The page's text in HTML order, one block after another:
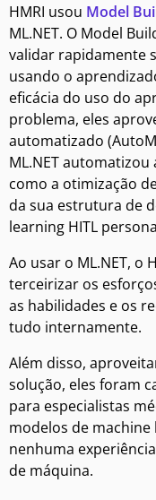
HMRI usou Model
ML.NET. O Model
validar rapidamente
usando o
eficácia do uso do
problema, eles
automatizado
ML.NET
como a otimização
da sua estrutura de
learning HITL
Ao usar o ML.NET, o
terceirizar os
as habilidades e os
tudo internamente.
Além disso,
solução, eles foram
para especialistas
modelos de
nenhuma
de máquina.